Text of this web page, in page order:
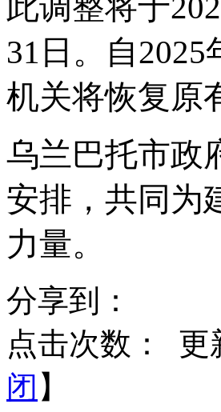
此调整将于
31日。自
机关将恢复原
乌兰巴托市政
安排，共同为
力量。
分享到：
点击次数：
更
闭 】